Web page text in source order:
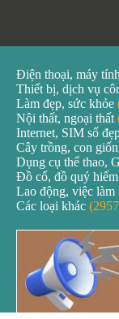
Điện thoại, máy
Thiết bị, dịch vụ
Làm đẹp, sức khỏe
Nội thất, ngoại thất
Internet, SIM số
Cây trồng, con
Dụng cụ thể thao,
Đồ cổ, đồ quý hiếm
Lao động, việc làm
Các loại khác